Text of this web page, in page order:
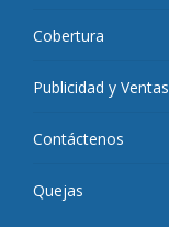
Cobertura
Publicidad y Ventas
Contáctenos
Quejas